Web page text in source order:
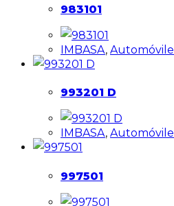
983101
IMBASA,
993201 D
IMBASA,
997501